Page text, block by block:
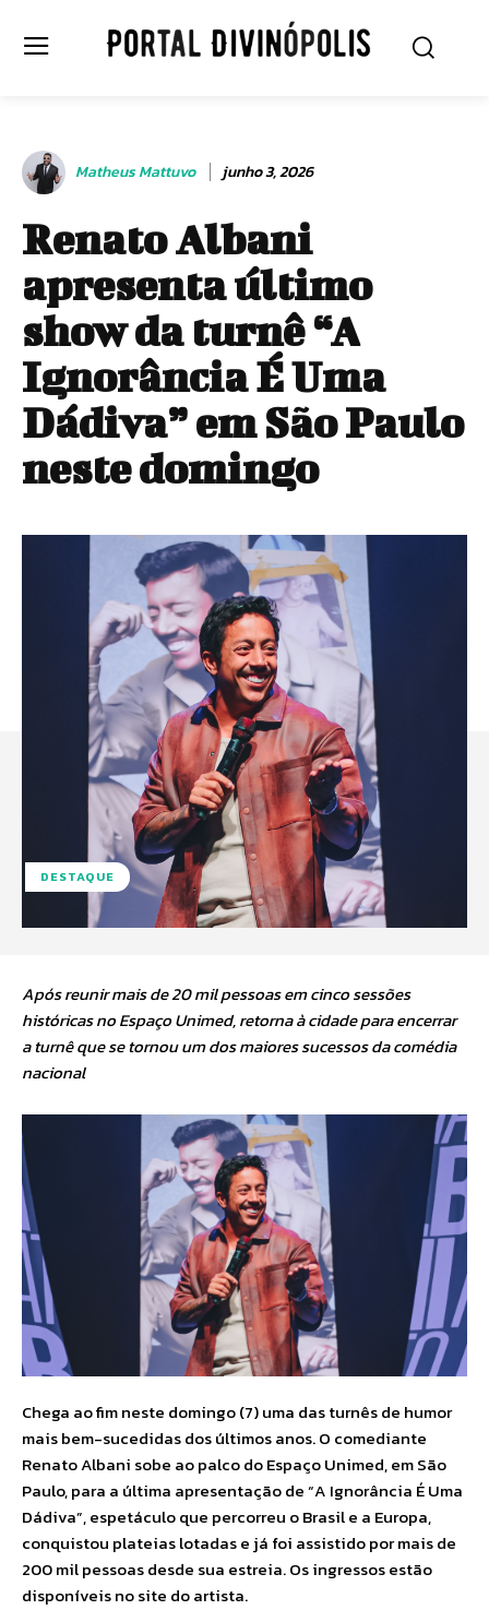
Matheus Mattuvo junho 3, 2026
Renato Albani
apresenta último
show da turnê “A
Ignorância É Uma
Dádiva” em São Paulo
neste domingo
DESTAQUE
Após reunir mais de 20 mil pessoas em cinco sessões
históricas no Espaço Unimed, retorna à cidade para encerrar
a turnê que se tornou um dos maiores sucessos da comédia
nacional
Chega ao fim neste domingo (7) uma das turnês de humor
mais bem-sucedidas dos últimos anos. O comediante
Renato Albani sobe ao palco do Espaço Unimed, em São
Paulo, para a última apresentação de “A Ignorância É Uma
Dádiva”, espetáculo que percorreu o Brasil e a Europa,
conquistou plateias lotadas e já foi assistido por mais de
200 mil pessoas desde sua estreia. Os ingressos estão
disponíveis no site do artista.